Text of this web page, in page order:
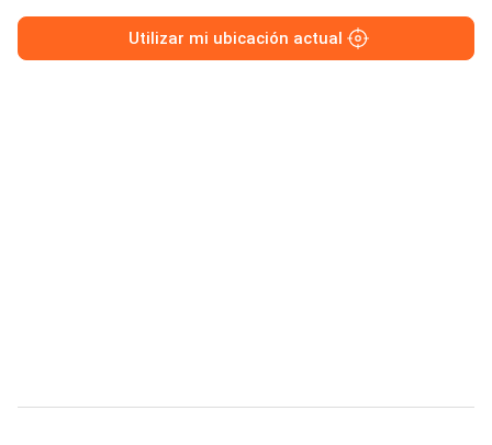
Utilizar mi ubicación actual